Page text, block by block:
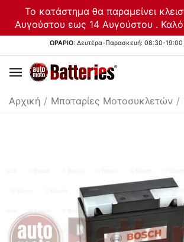
Το κατάστημα θα παραμείνει
Αυγούστου εως 14 Αυγούστου . Καλό
ΩΡΑΡΙΟ: Δευτέρα-Παρασκευή: 08:30-
Αρχική / Μπαταρίες Μοτοσυκλετών /